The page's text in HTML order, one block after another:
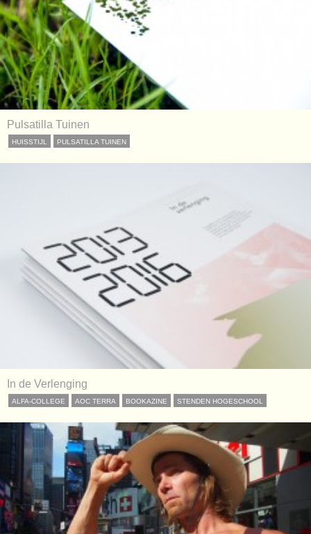
Pulsatilla Tuinen
HUISSTIJL PULSATILLA TUINEN
In de Verlenging
ALFA-COLLEGE AOC TERRA BOOKAZINE STENDEN HOGESCHOOL